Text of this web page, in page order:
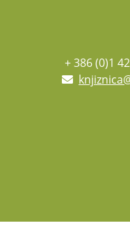
+ 386 (0)1